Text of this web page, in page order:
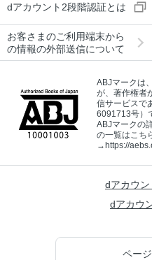
dアカウント2段階認証とは
お客さまのご利用端末から
の情報の外部送信について
ABJマークは
が、著作権者
信サービスで
6091713号）
ABJマークの
の一覧はこち
→https://
dアカウン
dアカウ
ペー